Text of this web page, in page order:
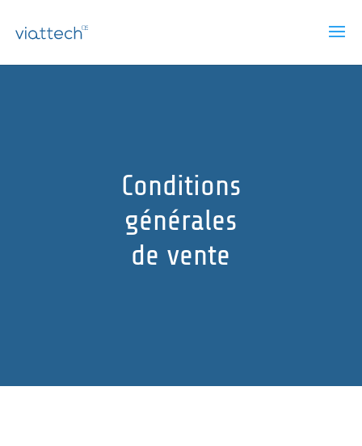
Conditions
générales
de vente